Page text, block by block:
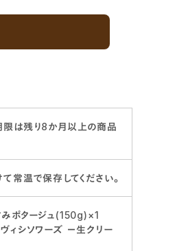
は残り8か月以上の商品
常温で保存してください。
みポタージュ(150g)×1
ィシソワーズ －生クリー